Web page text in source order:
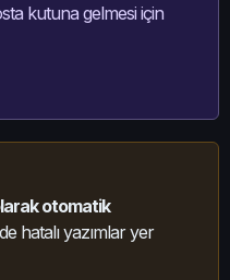
kutuna gelmesi için
otomatik
hatalı yazımlar yer